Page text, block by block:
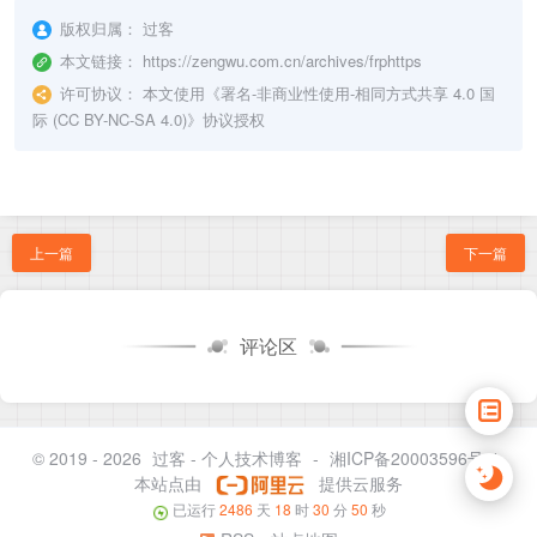
版权归属： 过客
本文链接： https://zengwu.com.cn/archives/frphttps
许可协议： 本文使用《署名-非商业性使用-相同方式共享 4.0 国
际 (CC BY-NC-SA 4.0)》协议授权
上一篇 下一篇
评论区
© 2019 - 2026 过客 - 个人技术博客 - 湘ICP备20003596号-1
本站点由
提供云服务
已运行2486 天 18 时30 分 50 秒